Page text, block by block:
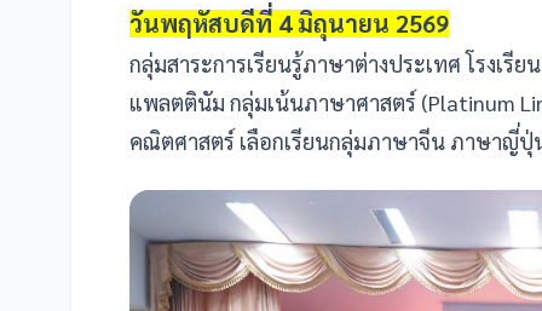
วันพฤหัสบดีที่ 4 มิถุนายน 2569
กลุ่มสาระการเรียนรู้ภาษาต่างประเทศ โรงเ
แพลตตินัม กลุ่มเน้นภาษาศาสตร์ (Platinum
คณิตศาสตร์ เลือกเรียนกลุ่มภาษาจีน ภาษาญี่